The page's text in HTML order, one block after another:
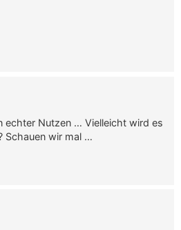
echter Nutzen … Vielleicht wird es
Schauen wir mal …